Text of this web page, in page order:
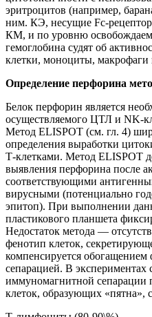
эритроцитов (например,
ним. КЭ, несущие Fc-
КМ, и по уровню
гемоглобина судят об
клетки, моноциты, макрофаги
Определение перфорина
Белок перфорин является
осуществляемого ЦТЛ и NK-
Метод ELISPOT (см. гл. 4)
определения выработки
Т-клетками. Метод ELISPOT
выявления перфорина после
соответствующими
вирусными (потенциально
эпитоп). При выполнении
пластикового планшета
Недостаток метода —
фенотип клеток,
компенсируется
сепарацией. В экспериментах
иммуномагнитной сепарации
клеток, образующих «пятна»,